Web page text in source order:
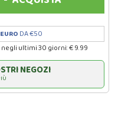
DA €50
ultimi 30 giorni: € 9.99
NEGOZI